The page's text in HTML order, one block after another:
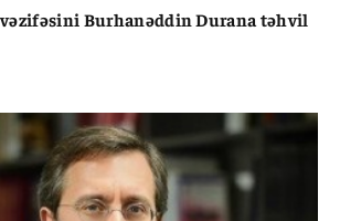
Burhanəddin Durana təhvil